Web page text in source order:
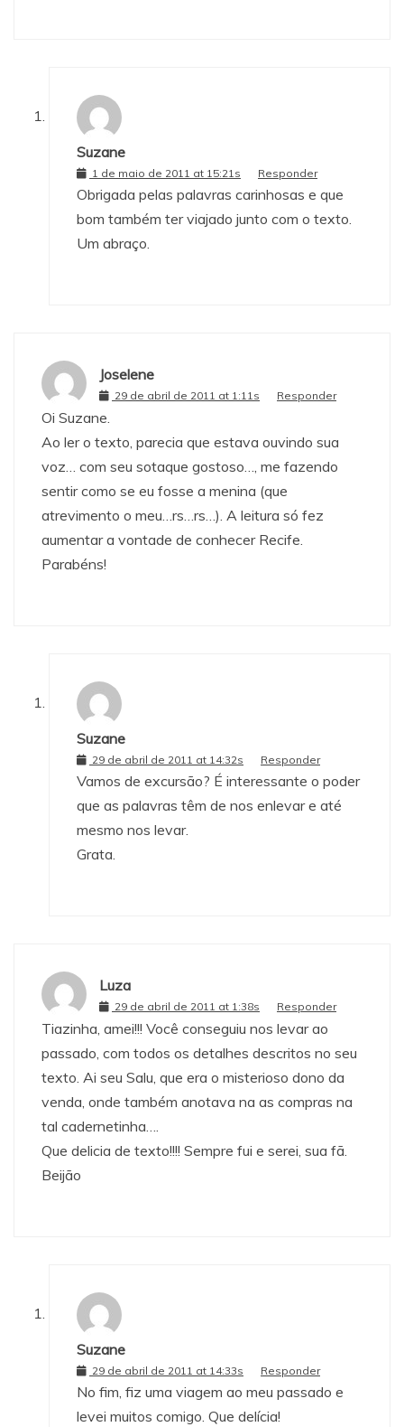
Suzane
1 de maio de 2011 at 15:21s Responder
Obrigada pelas palavras carinhosas e que
bom também ter viajado junto com o texto.
Um abraço.
Joselene
29 de abril de 2011 at 1:11s Responder
Oi Suzane.
Ao ler o texto, parecia que estava ouvindo sua
voz… com seu sotaque gostoso…, me fazendo
sentir como se eu fosse a menina (que
atrevimento o meu…rs…rs…). A leitura só fez
aumentar a vontade de conhecer Recife.
Parabéns!
Suzane
29 de abril de 2011 at 14:32s Responder
Vamos de excursão? É interessante o poder
que as palavras têm de nos enlevar e até
mesmo nos levar.
Grata.
Luza
29 de abril de 2011 at 1:38s Responder
Tiazinha, amei!!! Você conseguiu nos levar ao
passado, com todos os detalhes descritos no seu
texto. Ai seu Salu, que era o misterioso dono da
venda, onde também anotava na as compras na
tal cadernetinha….
Que delicia de texto!!!! Sempre fui e serei, sua fã.
Beijão
Suzane
29 de abril de 2011 at 14:33s Responder
No fim, fiz uma viagem ao meu passado e
levei muitos comigo. Que delícia!